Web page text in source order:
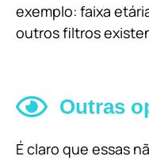
exemplo: faixa
outros filtros
Outras
É claro que essas